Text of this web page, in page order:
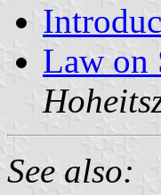
Law on
See also: